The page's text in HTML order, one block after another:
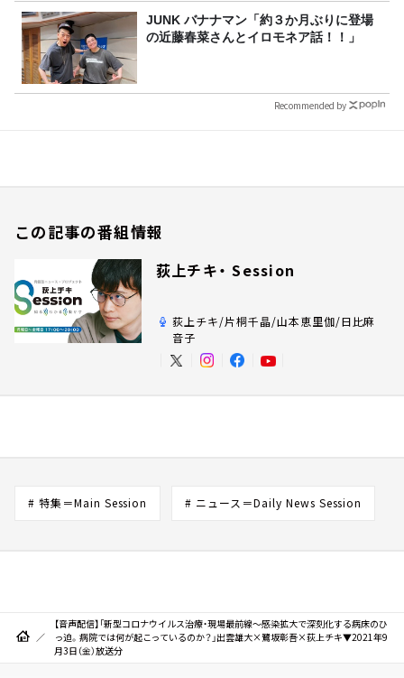
JUNK バナナマン「約３か月ぶりに登場
の近藤春菜さんとイロモネア話！！」
Recommended by
この記事の番組情報
荻上チキ・ Session
荻上チキ/片桐千晶/山本恵里伽/日比麻
音子
# 特集＝Main Session # ニュース＝Daily News Session
【音声配信】「新型コロナウイルス治療・現場最前線～感染拡大で深刻化する病床のひ
っ迫。病院では何が起こっているのか？」出雲雄大×鷺坂彰吾×荻上チキ▼2021年9
月3日（金）放送分